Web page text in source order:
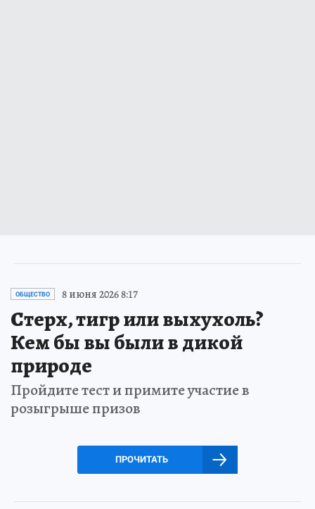
ОБЩЕСТВО 8 июня 2026 8:17
Стерх, тигр или выхухоль?
Кем бы вы были в дикой
природе
Пройдите тест и примите участие в
розыгрыше призов
ПРОЧИТАТЬ